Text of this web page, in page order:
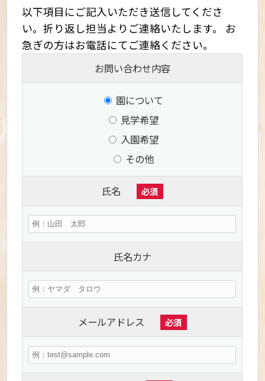
以下項目にご記入いただき送信してくださ
い。折り返し担当よりご連絡いたします。 お
急ぎの方はお電話にてご連絡ください。
お問い合わせ内容
園について
見学希望
入園希望
その他
氏名 必須
氏名カナ
メールアドレス 必須